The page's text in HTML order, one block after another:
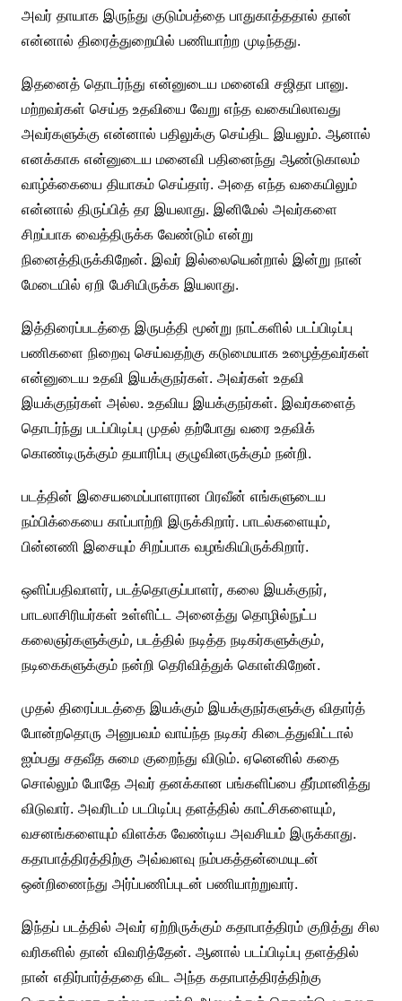
அவர் தாயாக இருந்து குடும்பத்தை பாதுகாத்ததால் தான்
என்னால் திரைத்துறையில் பணியாற்ற முடிந்தது.
இதனைத் தொடர்ந்து என்னுடைய மனைவி சஜிதா பானு.
மற்றவர்கள் செய்த உதவியை வேறு எந்த வகையிலாவது
அவர்களுக்கு என்னால் பதிலுக்கு செய்திட இயலும். ஆனால்
எனக்காக என்னுடைய மனைவி பதினைந்து ஆண்டுகாலம்
வாழ்க்கையை தியாகம் செய்தார். அதை எந்த வகையிலும்
என்னால் திருப்பித் தர இயலாது. இனிமேல் அவர்களை
சிறப்பாக வைத்திருக்க வேண்டும் என்று
நினைத்திருக்கிறேன்.‌ இவர் இல்லையென்றால் இன்று நான்
மேடையில் ஏறி பேசியிருக்க இயலாது.
இத்திரைப்படத்தை இருபத்தி மூன்று நாட்களில் படப்பிடிப்பு
பணிகளை நிறைவு செய்வதற்கு கடுமையாக உழைத்தவர்கள்
என்னுடைய உதவி இயக்குநர்கள். அவர்கள் உதவி
இயக்குநர்கள் அல்ல. உதவிய இயக்குநர்கள். இவர்களைத்
தொடர்ந்து படப்பிடிப்பு முதல் தற்போது வரை உதவிக்
கொண்டிருக்கும் தயாரிப்பு குழுவினருக்கும் நன்றி.
படத்தின் இசையமைப்பாளரான பிரவீன் எங்களுடைய
நம்பிக்கையை காப்பாற்றி இருக்கிறார். பாடல்களையும்,
பின்னணி இசையும் சிறப்பாக வழங்கியிருக்கிறார்.
ஒளிப்பதிவாளர், படத்தொகுப்பாளர், கலை இயக்குநர்,
பாடலாசிரியர்கள் உள்ளிட்ட அனைத்து தொழில்நுட்ப
கலைஞர்களுக்கும், படத்தில் நடித்த நடிகர்களுக்கும்,
நடிகைகளுக்கும் நன்றி தெரிவித்துக் கொள்கிறேன்.
முதல் திரைப்படத்தை இயக்கும் இயக்குநர்களுக்கு விதார்த்
போன்றதொரு அனுபவம் வாய்ந்த நடிகர் கிடைத்துவிட்டால்
ஐம்பது சதவீத சுமை குறைந்து விடும். ஏனெனில் கதை
சொல்லும் போதே அவர் தனக்கான பங்களிப்பை தீர்மானித்து
விடுவார். அவரிடம் படபிடிப்பு தளத்தில் காட்சிகளையும்,
வசனங்களையும் விளக்க வேண்டிய அவசியம் இருக்காது.
கதாபாத்திரத்திற்கு அவ்வளவு நம்பகத்தன்மையுடன்
ஒன்றிணைந்து அர்ப்பணிப்புடன் பணியாற்றுவார்.
இந்தப் படத்தில் அவர் ஏற்றிருக்கும் கதாபாத்திரம் குறித்து சில
வரிகளில் தான் விவரித்தேன். ஆனால் படப்பிடிப்பு தளத்தில்
நான் எதிர்பார்த்ததை விட அந்த கதாபாத்திரத்திற்கு